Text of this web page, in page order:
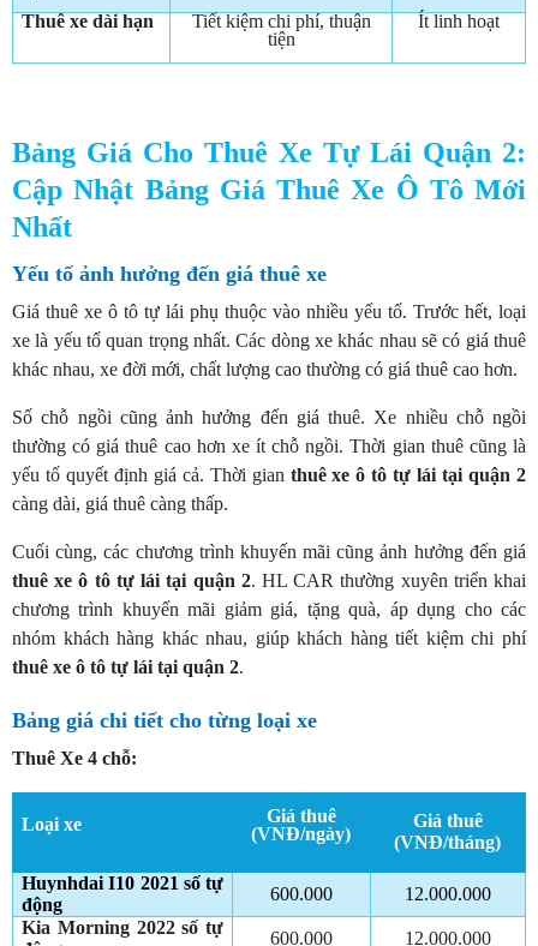
Thuê xe dài hạn
Tiết kiệm chi phí, thuận
tiện
Ít linh hoạt
Bảng Giá Cho Thuê Xe Tự Lái Quận 2:
Cập Nhật Bảng Giá Thuê Xe Ô Tô Mới
Nhất
Yếu tố ảnh hưởng đến giá thuê xe
Giá thuê xe ô tô tự lái phụ thuộc vào nhiều yếu tố. Trước hết, loại
xe là yếu tố quan trọng nhất. Các dòng xe khác nhau sẽ có giá thuê
khác nhau, xe đời mới, chất lượng cao thường có giá thuê cao hơn.
Số chỗ ngồi cũng ảnh hưởng đến giá thuê. Xe nhiều chỗ ngồi
thường có giá thuê cao hơn xe ít chỗ ngồi. Thời gian thuê cũng là
yếu tố quyết định giá cả. Thời gian thuê xe ô tô tự lái tại quận 2
càng dài, giá thuê càng thấp.
Cuối cùng, các chương trình khuyến mãi cũng ảnh hưởng đến giá
thuê xe ô tô tự lái tại quận 2. HL CAR thường xuyên triển khai
chương trình khuyến mãi giảm giá, tặng quà, áp dụng cho các
nhóm khách hàng khác nhau, giúp khách hàng tiết kiệm chi phí
thuê xe ô tô tự lái tại quận 2.
Bảng giá chi tiết cho từng loại xe
Thuê Xe 4 chỗ:
Loại xe
Giá thuê
(VNĐ/ngày)
Giá thuê
(VNĐ/tháng)
Huynhdai I10 2021 số tự
động
600.000
12.000.000
Kia Morning 2022 số tự
600.000 12.000.000